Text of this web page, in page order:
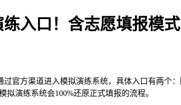
入口！含志愿填报模式
官方渠道进入模拟演练系统，具体入口有两个：
拟演练系统会100%还原正式填报的流程。